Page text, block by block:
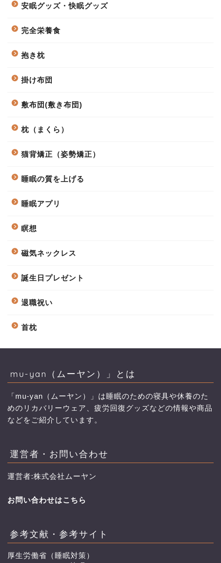
安眠グッズ・快眠グッズ
完全栄養食
抱き枕
掛け布団
敷布団(敷き布団)
枕（まくら）
猫背矯正（姿勢矯正）
睡眠の質を上げる
睡眠アプリ
瞑想
磁気ネックレス
誕生日プレゼント
退職祝い
首枕
mu-yan（ムーヤン）」とは
「mu-yan（ムーヤン）」は睡眠のための寝具や休養のた
めのリカバリーウェア、疲労回復グッズなどの情報や商品
などをご紹介しています。
運営者・お問い合わせ
運営者:株式会社ムーヤン
お問い合わせはこちら
参考文献・参考サイト
厚生労働省（睡眠対策）